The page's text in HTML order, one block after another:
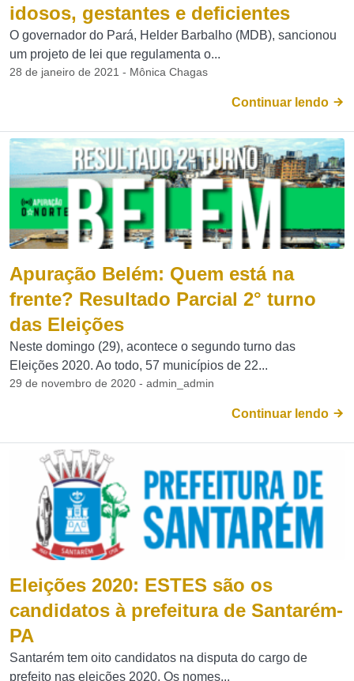
idosos, gestantes e deficientes
O governador do Pará, Helder Barbalho (MDB), sancionou
um projeto de lei que regulamenta o...
28 de janeiro de 2021 - Mônica Chagas
Continuar lendo
Apuração Belém: Quem está na
frente? Resultado Parcial 2° turno
das Eleições
Neste domingo (29), acontece o segundo turno das
Eleições 2020. Ao todo, 57 municípios de 22...
29 de novembro de 2020 - admin_admin
Continuar lendo
Eleições 2020: ESTES são os
candidatos à prefeitura de Santarém-
PA
Santarém tem oito candidatos na disputa do cargo de
prefeito nas eleições 2020. Os nomes...